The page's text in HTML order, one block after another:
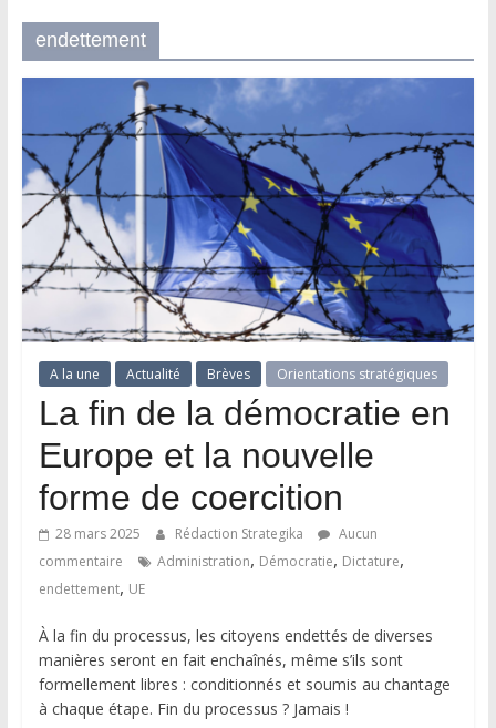
endettement
A la une Actualité Brèves Orientations stratégiques
La fin de la démocratie en
Europe et la nouvelle
forme de coercition
28 mars 2025 Rédaction Strategika
Aucun
commentaire
Administration, Démocratie, Dictature,
endettement, UE
À la fin du processus, les citoyens endettés de diverses
manières seront en fait enchaînés, même s’ils sont
formellement libres : conditionnés et soumis au chantage
à chaque étape. Fin du processus ? Jamais !